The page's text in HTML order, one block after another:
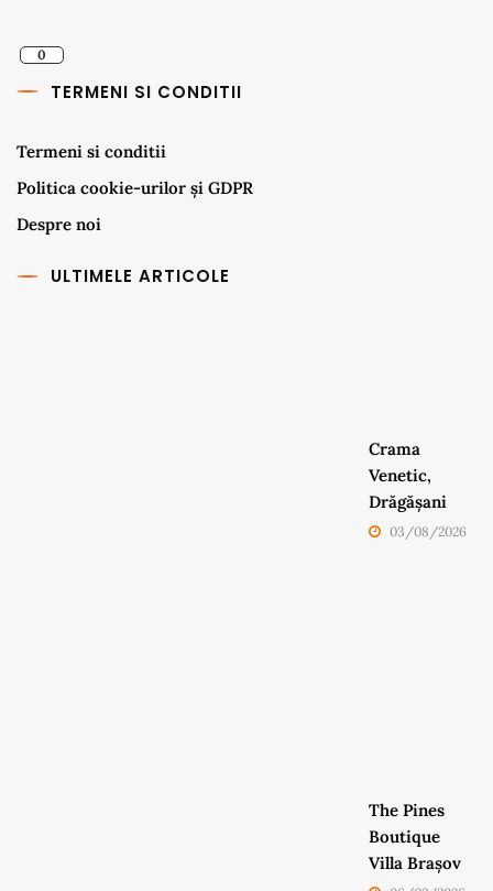
0
TERMENI SI CONDITII
Termeni si conditii
Politica cookie-urilor și GDPR
Despre noi
ULTIMELE ARTICOLE
Crama
Venetic,
Drăgășani
03/08/2026
The Pines
Boutique
Villa Brașov